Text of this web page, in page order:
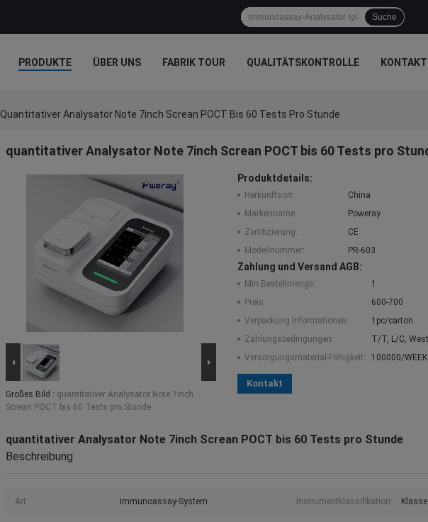
Suche
PRODUKTE ÜBER UNS FABRIK TOUR QUALITÄTSKONTROLLE KONTAKT
Quantitativer Analysator Note 7inch Screan POCT Bis 60 Tests Pro Stunde
quantitativer Analysator Note 7inch Screan POCT bis 60 Tests pro
Großes Bild : quantitativer Analysator Note 7inch
Screan POCT bis 60 Tests pro Stunde
Produktdetails:
Herkunftsort:
China
Markenname:
Poweray
Zertifizierung:
CE
Modellnummer:
PR-603
Zahlung und Versand AGB:
Min Bestellmenge:
1
Preis:
600-700
Verpackung Informationen:
1pc/carton
Zahlungsbedingungen:
T/T, L/C,
Versorgungsmaterial-Fähigkeit:
100000/WEEK
Kontakt
quantitativer Analysator Note 7inch Screan POCT bis 60 Tests pro Stunde
Beschreibung
Art: Immunoassay-System Instrumentklassifikation: Klasse